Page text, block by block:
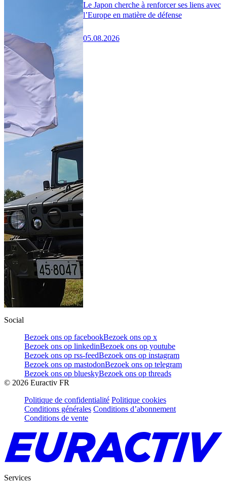
Le Japon cherche à renforcer ses liens avec
l’Europe en matière de défense
05.08.2026
Social
Bezoek ons op facebookBezoek ons op x
Bezoek ons op linkedinBezoek ons op youtube
Bezoek ons op rss-feedBezoek ons op instagram
Bezoek ons op mastodonBezoek ons op telegram
Bezoek ons op blueskyBezoek ons op threads
© 2026 Euractiv FR
Politique de confidentialité Politique cookies
Conditions générales Conditions d’abonnement
Conditions de vente
Services